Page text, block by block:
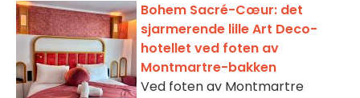
Bohem Sacré-Cœur: det
sjarmerende lille Art Deco-
hotellet ved foten av
Montmartre-bakken
Ved foten av Montmartre